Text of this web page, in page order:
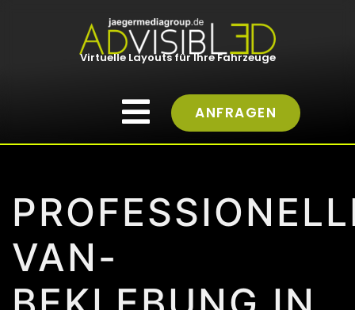
Virtuelle Layouts für Ihre Fahrzeuge
ANFRAGEN
VAN-